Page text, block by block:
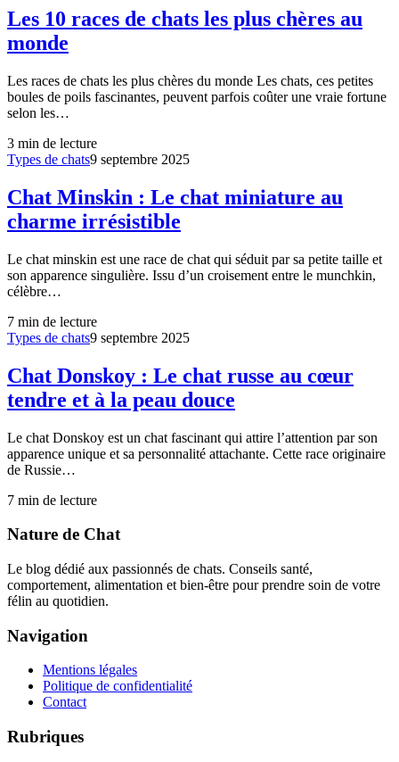
Les 10 races de chats les plus chères au
monde
Les races de chats les plus chères du monde Les chats, ces petites
boules de poils fascinantes, peuvent parfois coûter une vraie fortune
selon les…
3 min de lecture
Types de chats9 septembre 2025
Chat Minskin : Le chat miniature au
charme irrésistible
Le chat minskin est une race de chat qui séduit par sa petite taille et
son apparence singulière. Issu d’un croisement entre le munchkin,
célèbre…
7 min de lecture
Types de chats9 septembre 2025
Chat Donskoy : Le chat russe au cœur
tendre et à la peau douce
Le chat Donskoy est un chat fascinant qui attire l’attention par son
apparence unique et sa personnalité attachante. Cette race originaire
de Russie…
7 min de lecture
Nature de Chat
Le blog dédié aux passionnés de chats. Conseils santé,
comportement, alimentation et bien-être pour prendre soin de votre
félin au quotidien.
Navigation
Mentions légales
Politique de confidentialité
Contact
Rubriques